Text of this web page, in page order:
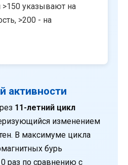
>150 указывают на
>200 - на
активности
11-летний цикл
изменением
В максимуме цикла
бурь
раз по сравнению с